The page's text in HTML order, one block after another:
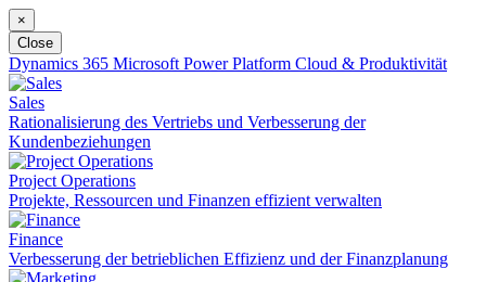
×
Close
Dynamics 365 Microsoft Power Platform Cloud & Produktivität
Sales
Rationalisierung des Vertriebs und Verbesserung der
Kundenbeziehungen
Project Operations
Projekte, Ressourcen und Finanzen effizient verwalten
Finance
Verbesserung der betrieblichen Effizienz und der Finanzplanung